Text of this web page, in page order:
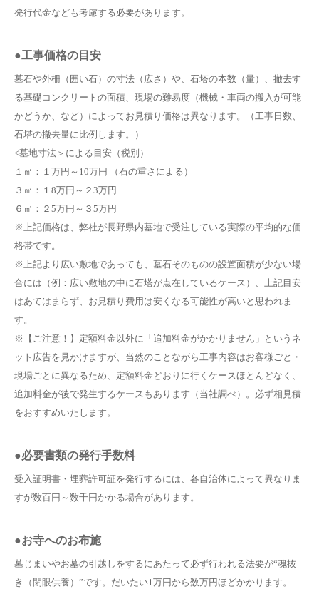
発行代金なども考慮する必要があります。
●工事価格の目安
墓石や外柵（囲い石）の寸法（広さ）や、石塔の本数（量）、撤去す
る基礎コンクリートの面積、現場の難易度（機械・車両の搬入が可能
かどうか、など）によってお見積り価格は異なります。（工事日数、
石塔の撤去量に比例します。）
<墓地寸法＞による目安（税別）
１㎡：１万円～10万円 （石の重さによる）
３㎡：１8万円～２3万円
６㎡：２5万円～３5万円
※上記価格は、弊社が長野県内墓地で受注している実際の平均的な価
格帯です。
※上記より広い敷地であっても、墓石そのものの設置面積が少ない場
合には（例：広い敷地の中に石塔が点在しているケース）、上記目安
はあてはまらず、お見積り費用は安くなる可能性が高いと思われま
す。
※【ご注意！】定額料金以外に「追加料金がかかりません」というネ
ット広告を見かけますが、当然のことながら工事内容はお客様ごと・
現場ごとに異なるため、定額料金どおりに行くケースほとんどなく、
追加料金が後で発生するケースもあります（当社調べ）。必ず相見積
をおすすめいたします。
●必要書類の発行手数料
受入証明書・埋葬許可証を発行するには、各自治体によって異なりま
すが数百円～数千円かかる場合があります。
●お寺へのお布施
墓じまいやお墓の引越しをするにあたって必ず行われる法要が“魂抜
き（閉眼供養）”です。だいたい1万円から数万円ほどかかります。